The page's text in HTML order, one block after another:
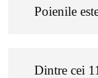
Poienile
Dintre cei 11